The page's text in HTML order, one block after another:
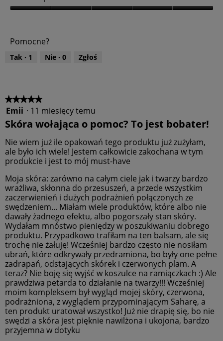
k
o
p
o
t
u
,
5
z
5
t
o
ś
o
d
u
k
t
u
,
5
z
5
Pomocne?
Tak · 1 Nie · 0 Zgłoś
★★★★★
★★★★★
5
5
Emii · 11 miesięcy temu
Skóra wołająca o pomoc? To jest bobater!
Nie wiem już ile opakowań tego produktu już zużyłam,
ale było ich wiele! Jestem całkowicie zakochana w tym
produkcie i jest to mój must-have
Moja skóra: zarówno na całym ciele jak i twarzy bardzo
wrażliwa, skłonna do przesuszeń, a przede wszystkim
zaczerwienień i dużych podrażnień połączonych ze
swędzeniem... Miałam wiele produktów, które albo nie
dawały żadnego efektu, albo pogorszały stan skóry.
Wydałam mnóstwo pieniędzy w poszukiwaniu dobrego
produktu. Przypadkowo trafiłam na ten balsam, ale się
trochę nie żałuję! Wcześniej bardzo często nie nosiłam
ubrań, które odkrywały przedramiona, bo były one pełne
zadrapań, odstających skórek i czerwonych plam. A
teraz? Nie boję się wyjść w koszulce na ramiączkach :) Ale
prawdziwa petarda to działanie na twarzy!!! Wcześniej
moim kompleksem był wygląd mojej skóry, czerwona,
podrażniona, z wyglądem przypominającym Saharę, a
ten produkt uratował wszystko! Już nie drapię się, bo nie
swędzi a skóra jest pięknie nawilżona i ukojona, bardzo
przyjemna w dotyku